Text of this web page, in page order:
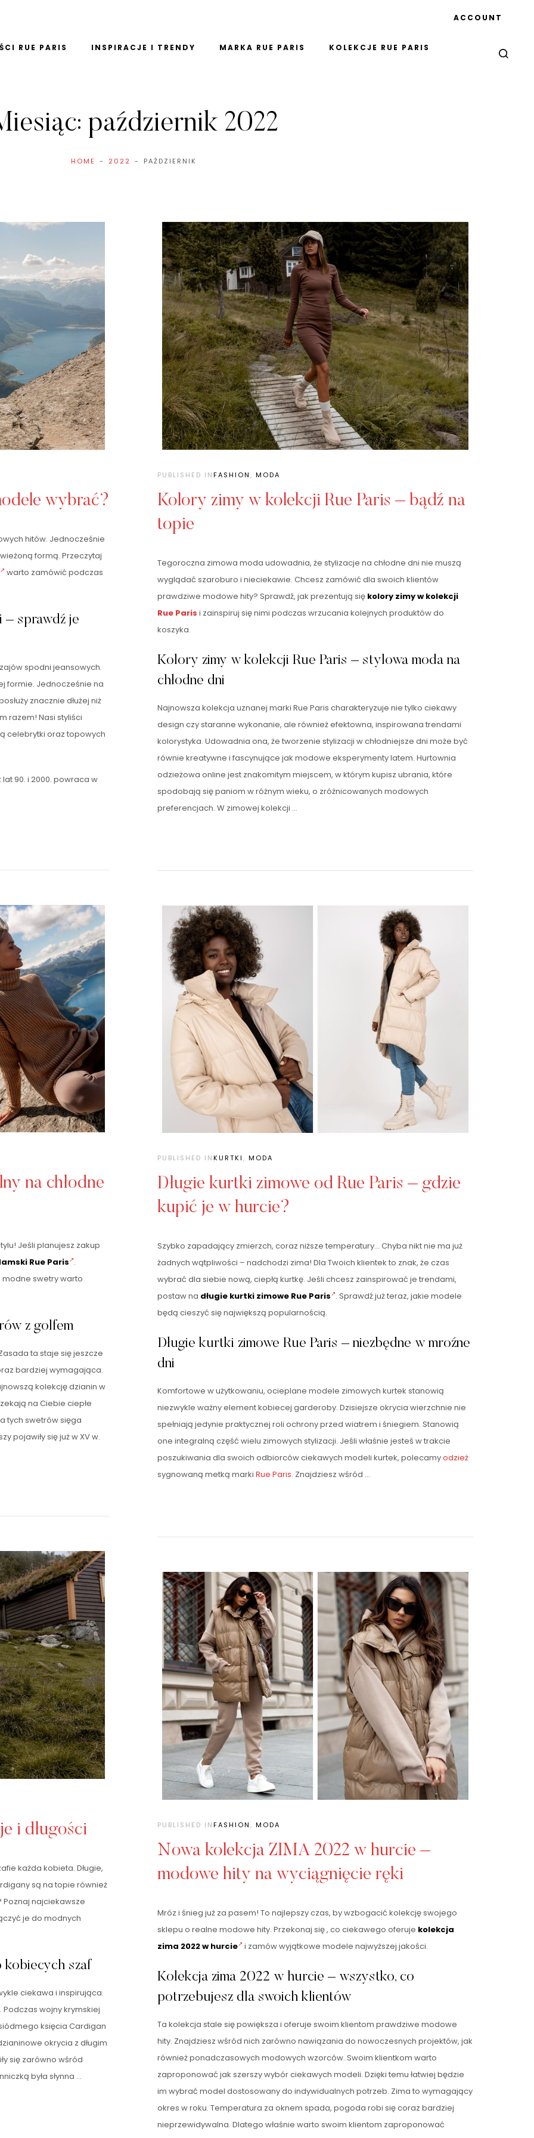
RUE PARIS INSPIRACJE I TRENDY MARKA RUE PARIS KOLEKCJE RUE PARIS
ACCOUNT
październik 2022
HOME 2022 PAŹDZIERNIK
wybrać?
hitów. Jednocześnie
formą. Przeczytaj
warto zamówić podczas
– sprawdź je
spodni jeansowych.
formie. Jednocześnie na
znacznie dłużej niż
razem! Nasi styliści
celebrytki oraz topowych
lat 90. i 2000. powraca w
PUBLISHED INFASHION, MODA
Kolory zimy w kolekcji Rue Paris – bądź na
topie
Tegoroczna zimowa moda udowadnia, że stylizacje na chłodne dni nie muszą
wyglądać szaroburo i nieciekawie. Chcesz zamówić dla swoich klientów
prawdziwe modowe hity? Sprawdź, jak prezentują się kolory zimy w kolekcji
Rue Paris i zainspiruj się nimi podczas wrzucania kolejnych produktów do
koszyka.
Kolory zimy w kolekcji Rue Paris – stylowa moda na
chłodne dni
Najnowsza kolekcja uznanej marki Rue Paris charakteryzuje nie tylko ciekawy
design czy staranne wykonanie, ale również efektowna, inspirowana trendami
kolorystyka. Udowadnia ona, że tworzenie stylizacji w chłodniejsze dni może być
równie kreatywne i fascynujące jak modowe eksperymenty latem. Hurtownia
odzieżowa online jest znakomitym miejscem, w którym kupisz ubrania, które
spodobają się paniom w różnym wieku, o zróżnicowanych modowych
preferencjach. W zimowej kolekcji …
na chłodne
Jeśli planujesz zakup
Rue Paris .
modne swetry warto
z golfem
ta staje się jeszcze
bardziej wymagająca.
kolekcję dzianin w
na Ciebie ciepłe
tych swetrów sięga
pojawiły się już w XV w.
PUBLISHED INKURTKI, MODA
Długie kurtki zimowe od Rue Paris – gdzie
kupić je w hurcie?
Szybko zapadający zmierzch, coraz niższe temperatury… Chyba nikt nie ma już
żadnych wątpliwości – nadchodzi zima! Dla Twoich klientek to znak, że czas
wybrać dla siebie nową, ciepłą kurtkę. Jeśli chcesz zainspirować je trendami,
postaw na długie kurtki zimowe Rue Paris . Sprawdź już teraz, jakie modele
będą cieszyć się największą popularnością.
Długie kurtki zimowe Rue Paris – niezbędne w mroźne
dni
Komfortowe w użytkowaniu, ocieplane modele zimowych kurtek stanowią
niezwykle ważny element kobiecej garderoby. Dzisiejsze okrycia wierzchnie nie
spełniają jedynie praktycznej roli ochrony przed wiatrem i śniegiem. Stanowią
one integralną część wielu zimowych stylizacji. Jeśli właśnie jesteś w trakcie
poszukiwania dla swoich odbiorców ciekawych modeli kurtek, polecamyodzież
sygnowaną metką marki Rue Paris. Znajdziesz wśród …
i długości
każda kobieta. Długie,
są na topie również
najciekawsze
je do modnych
szaf
ciekawa i inspirująca.
wojny krymskiej
księcia Cardigan
okrycia z długim
się zarówno wśród
była słynna …
PUBLISHED INFASHION, MODA
Nowa kolekcja ZIMA 2022 w hurcie –
modowe hity na wyciągnięcie ręki
Mróz i śnieg już za pasem! To najlepszy czas, by wzbogacić kolekcję swojego
sklepu o realne modowe hity. Przekonaj się , co ciekawego oferuje kolekcja
zima 2022 w hurcie i zamów wyjątkowe modele najwyższej jakości.
Kolekcja zima 2022 w hurcie – wszystko, co
potrzebujesz dla swoich klientów
Ta kolekcja stale się powiększa i oferuje swoim klientom prawdziwe modowe
hity. Znajdziesz wśród nich zarówno nawiązania do nowoczesnych projektów, jak
również ponadczasowych modowych wzorców. Swoim klientkom warto
zaproponować jak szerszy wybór ciekawych modeli. Dzięki temu łatwiej będzie
im wybrać model dostosowany do indywidualnych potrzeb. Zima to wymagający
okres w roku. Temperatura za oknem spada, pogoda robi się coraz bardziej
nieprzewidywalna. Dlatego właśnie warto swoim klientom zaproponować